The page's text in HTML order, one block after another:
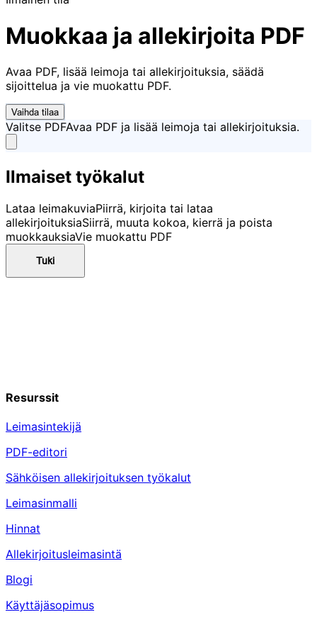
Muokkaa ja allekirjoita PDF
Avaa PDF, lisää leimoja tai allekirjoituksia, säädä
sijoittelua ja vie muokattu PDF.
Vaihda tilaa
Valitse PDFAvaa PDF ja lisää leimoja tai allekirjoituksia.
Ilmaiset työkalut
Lataa leimakuviaPiirrä, kirjoita tai lataa
allekirjoituksiaSiirrä, muuta kokoa, kierrä ja poista
muokkauksiaVie muokattu PDF
Tuki
Resurssit
Leimasintekijä
PDF-editori
Sähköisen allekirjoituksen työkalut
Leimasinmalli
Hinnat
Allekirjoitusleimasintä
Blogi
Käyttäjäsopimus